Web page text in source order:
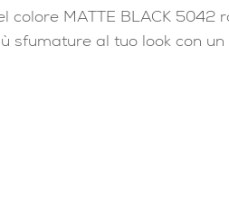
MATTE BLACK 5042
al tuo look con un